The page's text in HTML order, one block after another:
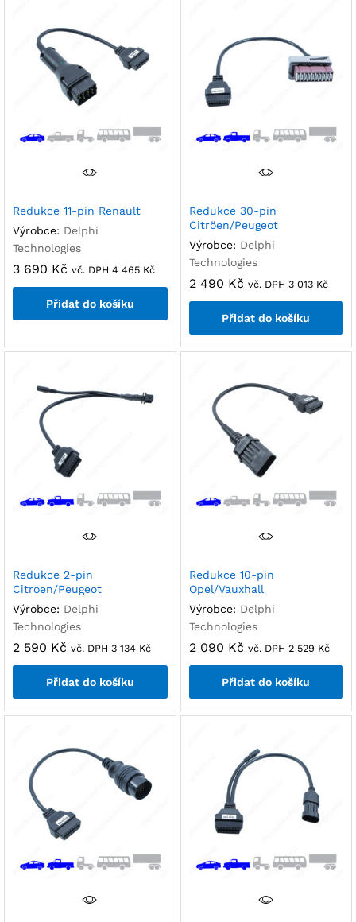
Redukce 11-pin Renault
Výrobce: Delphi
Technologies
3 690 Kč vč. DPH 4 465 Kč
Přidat do košíku
Redukce 30-pin
Citröen/Peugeot
Výrobce: Delphi
Technologies
2 490 Kč vč. DPH 3 013 Kč
Přidat do košíku
Redukce 2-pin
Citroen/Peugeot
Výrobce: Delphi
Technologies
2 590 Kč vč. DPH 3 134 Kč
Přidat do košíku
Redukce 10-pin
Opel/Vauxhall
Výrobce: Delphi
Technologies
2 090 Kč vč. DPH 2 529 Kč
Přidat do košíku